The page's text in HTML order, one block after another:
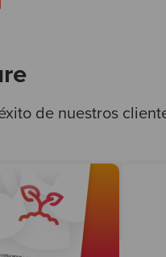
de nuestros